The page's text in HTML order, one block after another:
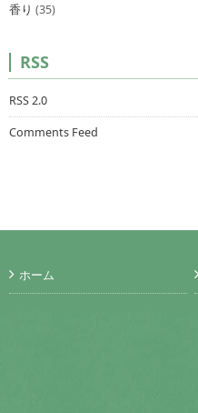
香り (35)
RSS
RSS 2.0
Comments Feed
ホーム